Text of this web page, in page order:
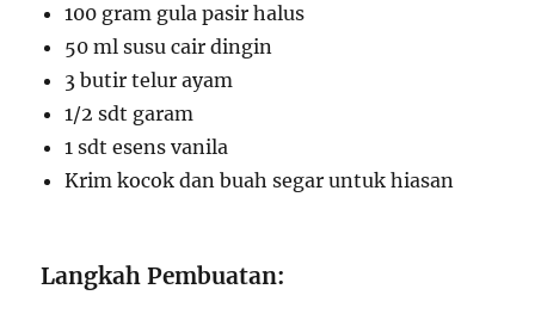
100 gram gula pasir halus
50 ml susu cair dingin
3 butir telur ayam
1/2 sdt garam
1 sdt esens vanila
Krim kocok dan buah segar untuk hiasan
Langkah Pembuatan: